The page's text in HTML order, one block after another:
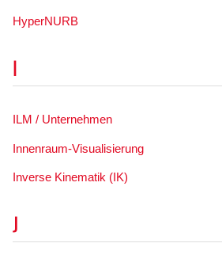
HyperNURB
I
ILM / Unternehmen
Innenraum-Visualisierung
Inverse Kinematik (IK)
J